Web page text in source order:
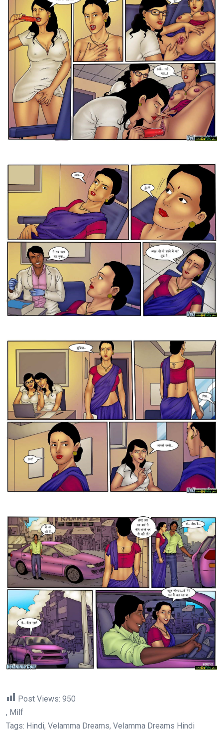
Post Views: 950
, Milf
Tags: Hindi, Velamma Dreams, Velamma Dreams Hindi